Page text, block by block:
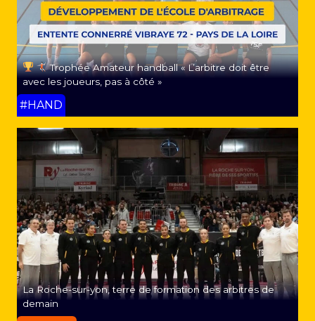
Trophée Amateur handball « L’arbitre doit être
avec les joueurs, pas à côté »
#HAND
La Roche-sur-yon, terre de formation des arbitres de
demain